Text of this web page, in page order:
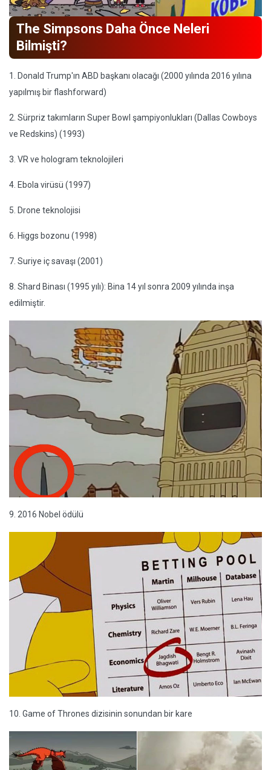
The Simpsons Daha Önce Neleri
Bilmişti?
1. Donald Trump'ın ABD başkanı olacağı (2000 yılında 2016 yılına
yapılmış bir flashforward)
2. Sürpriz takımların Super Bowl şampiyonlukları (Dallas Cowboys
ve Redskins) (1993)
3. VR ve hologram teknolojileri
4. Ebola virüsü (1997)
5. Drone teknolojisi
6. Higgs bozonu (1998)
7. Suriye iç savaşı (2001)
8. Shard Binası (1995 yılı): Bina 14 yıl sonra 2009 yılında inşa
edilmiştir.
9. 2016 Nobel ödülü
10. Game of Thrones dizisinin sonundan bir kare